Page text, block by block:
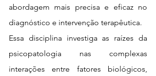
abordagem mais precisa e eficaz no
diagnóstico e intervenção terapêutica.
Essa disciplina investiga as raízes da
psicopatologia nas complexas
interações entre fatores biológicos,